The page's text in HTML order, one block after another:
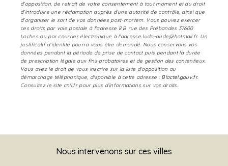
d’opposition, de retrait de votre consentement à tout moment et du droit
d’introduire une réclamation auprès d’une autorité de contrôle, ainsi que
d’organiser le sort de vos données post-mortem. Vous pouvez exercer
ces droits par voie postale à l'adresse 8 B rue des Prébandes 37600
Loches ou par courrier électronique à l'adresse ludo-aude@hotmail.fr. Un
justificatif d'identité pourra vous être demandé. Nous conservons vos
données pendant la période de prise de contact puis pendant la durée
de prescription légale aux fins probatoires et de gestion des contentieux.
Vous avez le droit de vous inscrire sur la liste d'opposition au
démarchage téléphonique, disponible à cette adresse : Bloctel.gouv.fr.
Consultez le site cnil.fr pour plus d’informations sur vos droits.
Nous intervenons sur ces villes